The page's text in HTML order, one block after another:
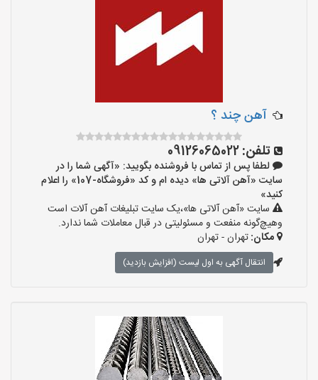
آهن چند ؟
تلفن:09126065022
لطفا پس از تماس با فروشنده بگویید: «آگهی شما را در
سایت «آهن آلاتی ها» دیده ام و کد «فروشگاه-107» را اعلام
کنید»
سایت «آهن آلاتی ها»،یک سایت تبلیغات آهن آلات است
وهیچ‌گونه منفعت و مسئولیتی در قبال معاملات شما ندارد.
مکان:تهران - تهران
انتقال آگهی به اول لیست (افزایش بازدید)